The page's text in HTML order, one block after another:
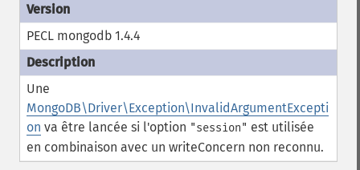
PECL mongodb 1.4.4
Une
MongoDB\Driver\Exception\InvalidArgumentExcepti
on va être lancée si l'option "session" est utilisée
en combinaison avec un writeConcern non reconnu.